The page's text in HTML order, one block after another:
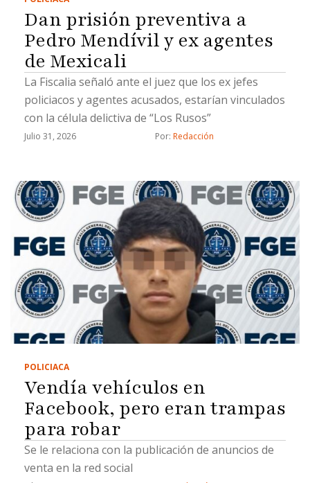
Dan prisión preventiva a
Pedro Mendívil y ex agentes
de Mexicali
La Fiscalia señaló ante el juez que los ex jefes
policiacos y agentes acusados, estarían vinculados
con la célula delictiva de “Los Rusos”
Julio 31, 2026 Por: Redacción
POLICIACA
Vendía vehículos en
Facebook, pero eran trampas
para robar
Se le relaciona con la publicación de anuncios de
venta en la red social